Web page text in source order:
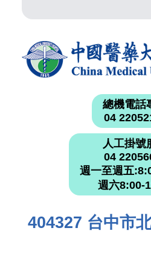
總機電話
04
人工掛號
04
週一至週五
週六8:00-
404327 台中市